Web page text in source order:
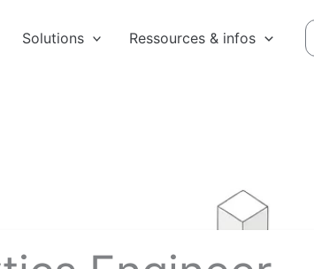
Solutions Ressources & infos